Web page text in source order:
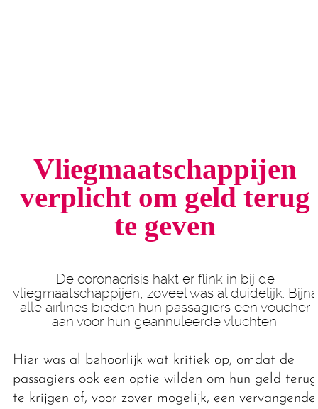
Vliegmaatschappijen
verplicht om geld terug
te geven
De coronacrisis hakt er flink in bij de
vliegmaatschappijen, zoveel was al duidelijk. Bijna
alle airlines bieden hun passagiers een voucher
aan voor hun geannuleerde vluchten.
Hier was al behoorlijk wat kritiek op, omdat de
passagiers ook een optie wilden om hun geld terug
te krijgen of, voor zover mogelijk, een vervangende